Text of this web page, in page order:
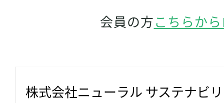
会員の方こちらか
株式会社ニューラル サステナビ